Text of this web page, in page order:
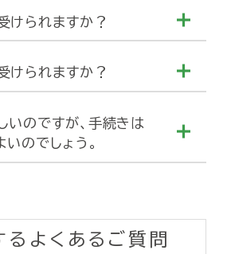
けられますか？
けられますか？
いのですが、手続きは
いのでしょう。
るよくあるご質問